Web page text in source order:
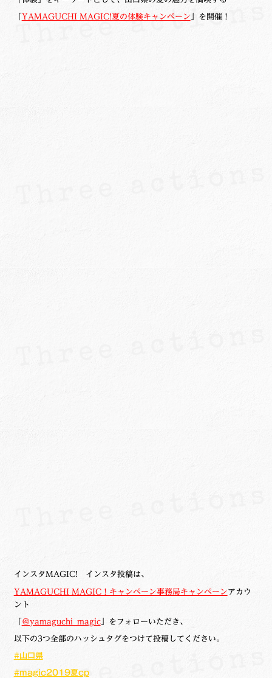
YAMAGUCHI MAGIC!夏の体験キャンペーン 」を開催！
インスタMAGIC! インスタ投稿は、
YAMAGUCHI MAGIC！キャンペーン事務局キャンペーンアカウ
ント
「＠yamaguchi_magic」をフォローいただき、
以下の3つ全部のハッシュタグをつけて投稿してください。
#山口県
#magic2019夏cp